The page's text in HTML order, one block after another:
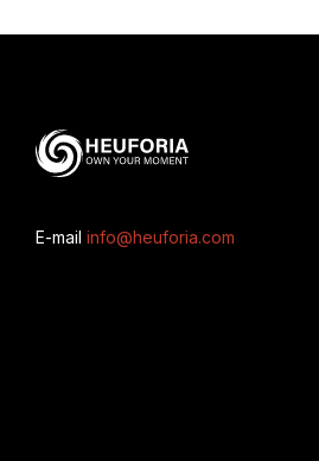
E-mail info@heuforia.com